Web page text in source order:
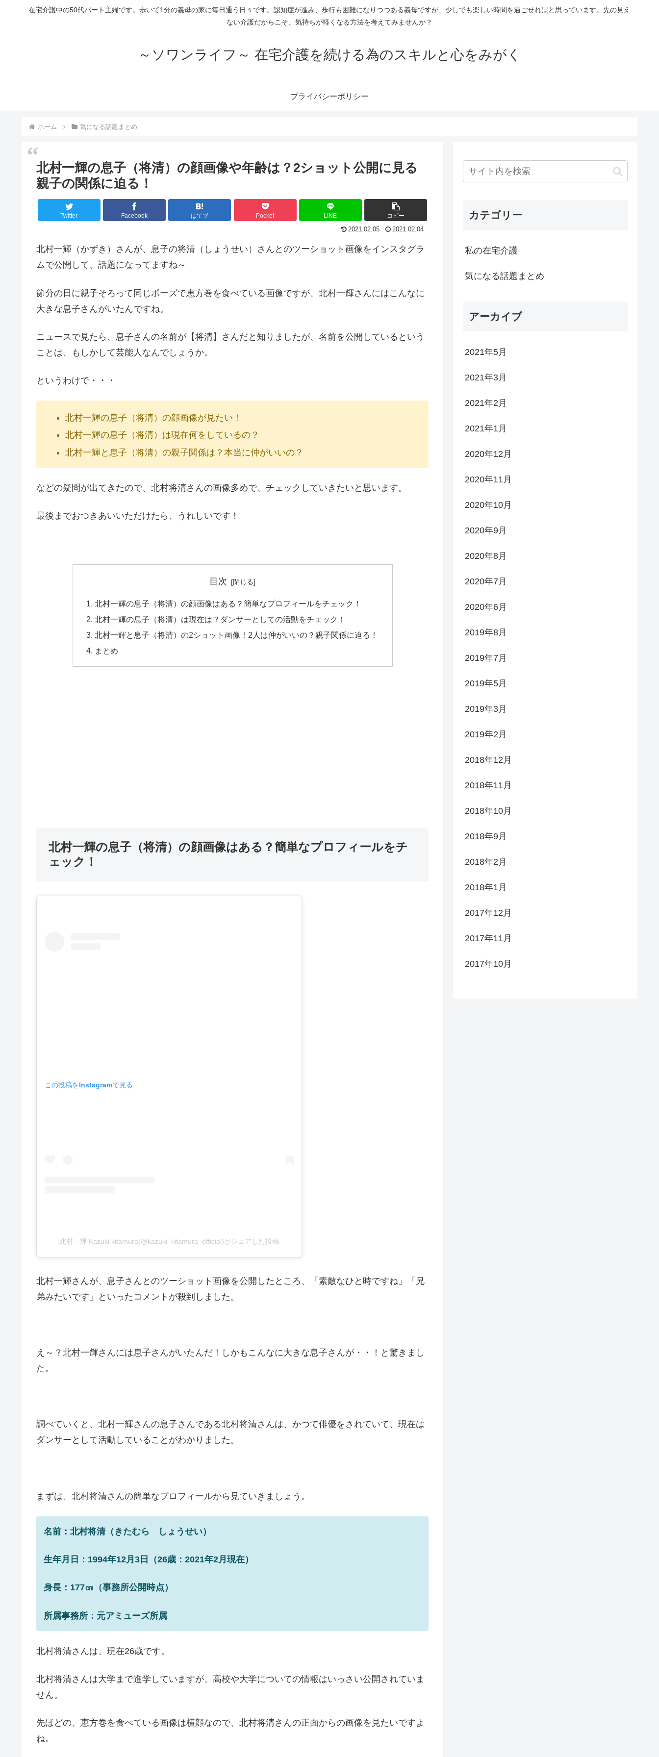
在宅介護中の50代パート主婦です。歩いて1分の義母の家に毎日通う日々です。認知症が進み、歩行も困難になりつつある義母ですが、少しでも楽しい時間を過ごせればと思っています。先の見え
ない介護だからこそ、気持ちが軽くなる方法を考えてみませんか？
～ソワンライフ～ 在宅介護を続ける為のスキルと心をみがく
プライバシーポリシー
ホーム 気になる話題まとめ
北村一輝の息子（将清）の顔画像や年齢は？2ショット公開に見る
親子の関係に迫る！
Twitter Facebook はてブ Pocket LINE コピー
2021.02.05 2021.02.04
北村一輝（かずき）さんが、息子の将清（しょうせい）さんとのツーショット画像をインスタグラ
ムで公開して、話題になってますね～
節分の日に親子そろって同じポーズで恵方巻を食べている画像ですが、北村一輝さんにはこんなに
大きな息子さんがいたんですね。
ニュースで見たら、息子さんの名前が【将清】さんだと知りましたが、名前を公開しているという
ことは、もしかして芸能人なんでしょうか。
というわけで・・・
北村一輝の息子（将清）の顔画像が見たい！
北村一輝の息子（将清）は現在何をしているの？
北村一輝と息子（将清）の親子関係は？本当に仲がいいの？
などの疑問が出てきたので、北村将清さんの画像多めで、チェックしていきたいと思います。
最後までおつきあいいただけたら、うれしいです！
目次
北村一輝の息子（将清）の顔画像はある？簡単なプロフィールをチェック！
北村一輝の息子（将清）は現在は？ダンサーとしての活動をチェック！
北村一輝と息子（将清）の2ショット画像！2人は仲がいいの？親子関係に迫る！
まとめ
北村一輝の息子（将清）の顔画像はある？簡単なプロフィールをチ
ェック！
この投稿をInstagramで見る
北村一輝 Kazuki kitamura(@kazuki_kitamura_official)がシェアした投稿
北村一輝さんが、息子さんとのツーショット画像を公開したところ、「素敵なひと時ですね」「兄
弟みたいです」といったコメントが殺到しました。
え～？北村一輝さんには息子さんがいたんだ！しかもこんなに大きな息子さんが・・！と驚きまし
た。
調べていくと、北村一輝さんの息子さんである北村将清さんは、かつて俳優をされていて、現在は
ダンサーとして活動していることがわかりました。
まずは、北村将清さんの簡単なプロフィールから見ていきましょう。
名前：北村将清（きたむら しょうせい）
生年月日：1994年12月3日（26歳：2021年2月現在）
身長：177㎝（事務所公開時点）
所属事務所：元アミューズ所属
北村将清さんは、現在26歳です。
北村将清さんは大学まで進学していますが、高校や大学についての情報はいっさい公開されていま
せん。
先ほどの、恵方巻を食べている画像は横顔なので、北村将清さんの正面からの画像を見たいですよ
ね。
カテゴリー
私の在宅介護
気になる話題まとめ
アーカイブ
2021年5月
2021年3月
2021年2月
2021年1月
2020年12月
2020年11月
2020年10月
2020年9月
2020年8月
2020年7月
2020年6月
2019年8月
2019年7月
2019年5月
2019年3月
2019年2月
2018年12月
2018年11月
2018年10月
2018年9月
2018年2月
2018年1月
2017年12月
2017年11月
2017年10月